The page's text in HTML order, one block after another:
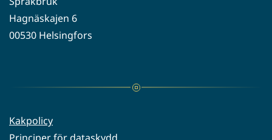
Hagnäskajen 6
00530 Helsingfors
Kakpolicy
Principer för dataskydd